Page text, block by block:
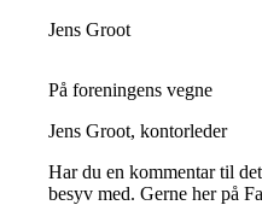
Jens Groot
På foreningens vegne
Jens Groot, kontorleder
Har du en kommentar til
besyv med. Gerne her på